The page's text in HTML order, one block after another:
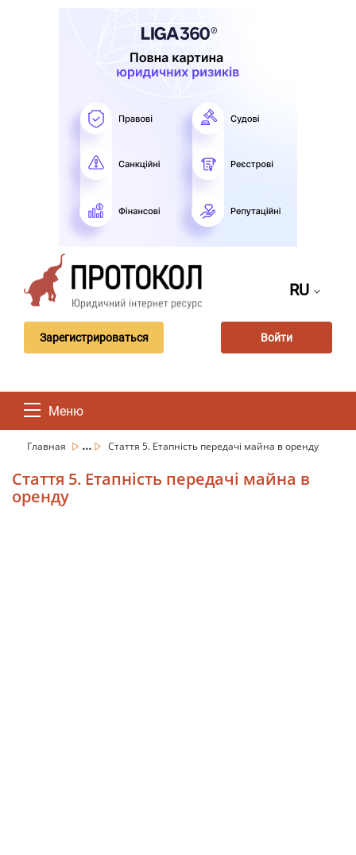
RU
Зарегистрироваться Войти
Меню
Главная ... Стаття 5. Етапність передачі майна в оренду
Стаття 5. Етапність передачі майна в
оренду